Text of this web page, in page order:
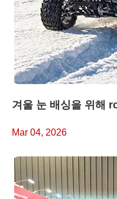
겨울 눈 배싱을 위해
Mar 04, 2026